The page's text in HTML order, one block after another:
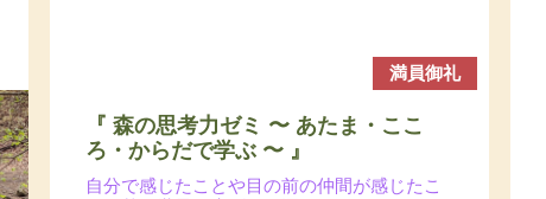
満員御礼
『 森の思考力ゼミ 〜 あたま・ここ
ろ・からだで学ぶ 〜 』
自分で感じたことや目の前の仲間が感じたこ